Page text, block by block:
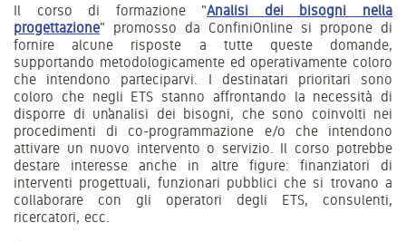
Il corso di formazione "Analisi dei bisogni nella
progettazione" promosso da ConfiniOnline si propone di
fornire alcune risposte a tutte queste domande,
supportando metodologicamente ed operativamente coloro
che intendono parteciparvi. I destinatari prioritari sono
coloro che negli ETS stanno affrontando la necessità di
disporre di un’analisi dei bisogni, che sono coinvolti nei
procedimenti di co-programmazione e/o che intendono
attivare un nuovo intervento o servizio. Il corso potrebbe
destare interesse anche in altre figure: finanziatori di
interventi progettuali, funzionari pubblici che si trovano a
collaborare con gli operatori degli ETS, consulenti,
ricercatori, ecc.